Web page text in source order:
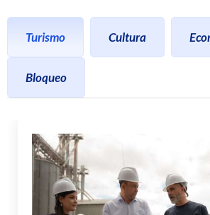
Turismo Cultura
Bloqueo